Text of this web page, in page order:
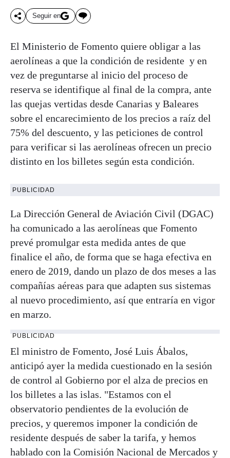
Seguir en
El Ministerio de Fomento quiere obligar a las
aerolíneas a que la condición de residente y en
vez de preguntarse al inicio del proceso de
reserva se identifique al final de la compra, ante
las quejas vertidas desde Canarias y Baleares
sobre el encarecimiento de los precios a raíz del
75% del descuento, y las peticiones de control
para verificar si las aerolíneas ofrecen un precio
distinto en los billetes según esta condición.
PUBLICIDAD
La Dirección General de Aviación Civil (DGAC)
ha comunicado a las aerolíneas que Fomento
prevé promulgar esta medida antes de que
finalice el año, de forma que se haga efectiva en
enero de 2019, dando un plazo de dos meses a las
compañías aéreas para que adapten sus sistemas
al nuevo procedimiento, así que entraría en vigor
en marzo.
PUBLICIDAD
El ministro de Fomento, José Luis Ábalos,
anticipó ayer la medida cuestionado en la sesión
de control al Gobierno por el alza de precios en
los billetes a las islas. "Estamos con el
observatorio pendientes de la evolución de
precios, y queremos imponer la condición de
residente después de saber la tarifa, y hemos
hablado con la Comisión Nacional de Mercados y